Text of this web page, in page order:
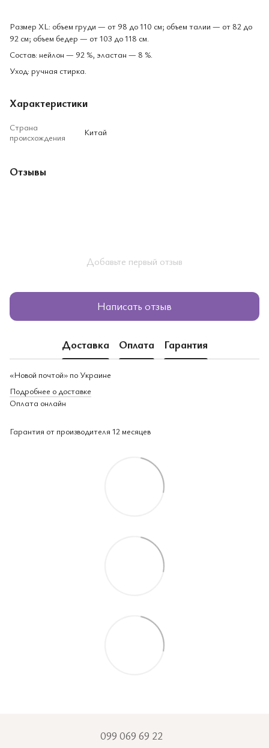
Размер XL: объем груди — от 98 до 110 см; объем талии — от 82 до
92 см; объем бедер — от 103 до 118 см.
Состав: нейлон — 92 %, эластан — 8 %.
Уход: ручная стирка.
Характеристики
Страна
происхождения
Китай
Отзывы
Добавьте первый отзыв
Написать отзыв
Доставка Оплата Гарантия
«Новой почтой» по Украине
Подробнее о доставке
Оплата онлайн
Гарантия от производителя 12 месяцев
099 069 69 22